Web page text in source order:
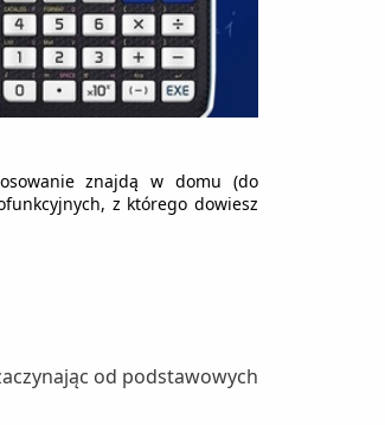
znajdą w domu (do
z którego dowiesz
od podstawowych